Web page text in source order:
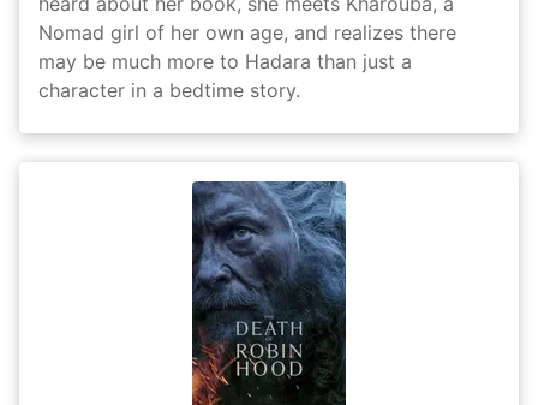
Nomad girl of her own age, and realizes there
may be much more to Hadara than just a
character in a bedtime story.